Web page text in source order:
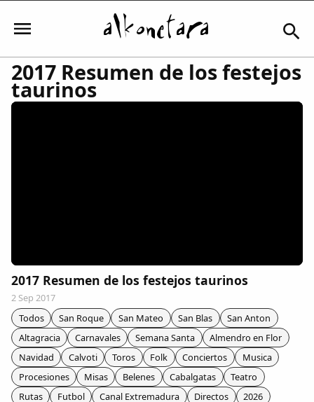
Iniciar sesión
Comunidad
Colaboradores
AlkoTV
2017 Resumen de los festejos
taurinos
2017 Resumen de los festejos taurinos
2 Sep 2017
Todos
San Roque San Mateo San Blas
San Anton
Altagracia
Carnavales Semana Santa
Almendro en Flor
Navidad
Calvoti Toros Folk Conciertos
Musica
Procesiones
Misas Belenes Cabalgatas
Teatro
Rutas
Futbol Canal Extremadura Directos
2026